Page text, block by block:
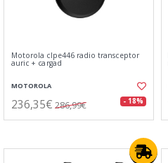
Motorola clpe446 radio transceptor
auric + cargad
MOTOROLA
236,35€ 286,99€ - 18%